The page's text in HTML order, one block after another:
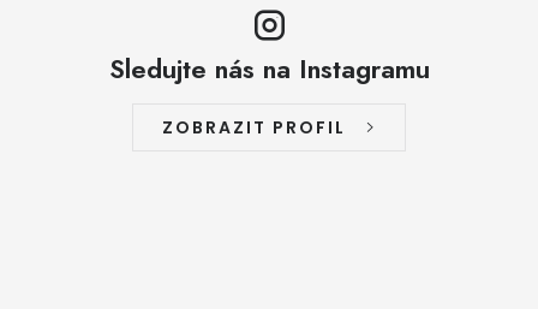
Sledujte nás na Instagramu
ZOBRAZIT PROFIL